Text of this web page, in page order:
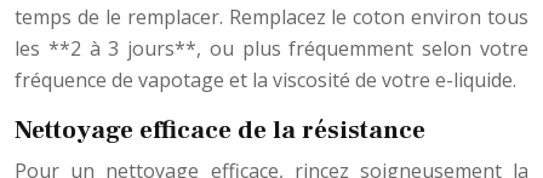
temps de le remplacer. Remplacez le coton environ tous
les **2 à 3 jours**, ou plus fréquemment selon votre
fréquence de vapotage et la viscosité de votre e-liquide.
Nettoyage efficace de la résistance
Pour un nettoyage efficace, rincez soigneusement la